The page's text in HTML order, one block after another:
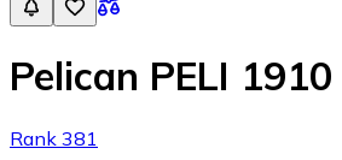
Pelican PELI
Rank 381